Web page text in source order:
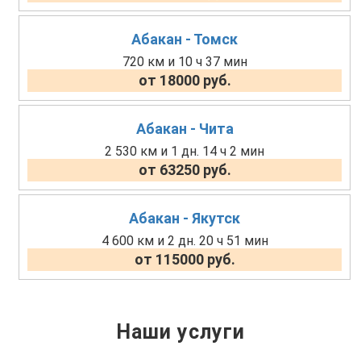
Абакан - Томск
720 км и 10 ч 37 мин
от 18000 руб.
Абакан - Чита
2 530 км и 1 дн. 14 ч 2 мин
от 63250 руб.
Абакан - Якутск
4 600 км и 2 дн. 20 ч 51 мин
от 115000 руб.
Наши услуги